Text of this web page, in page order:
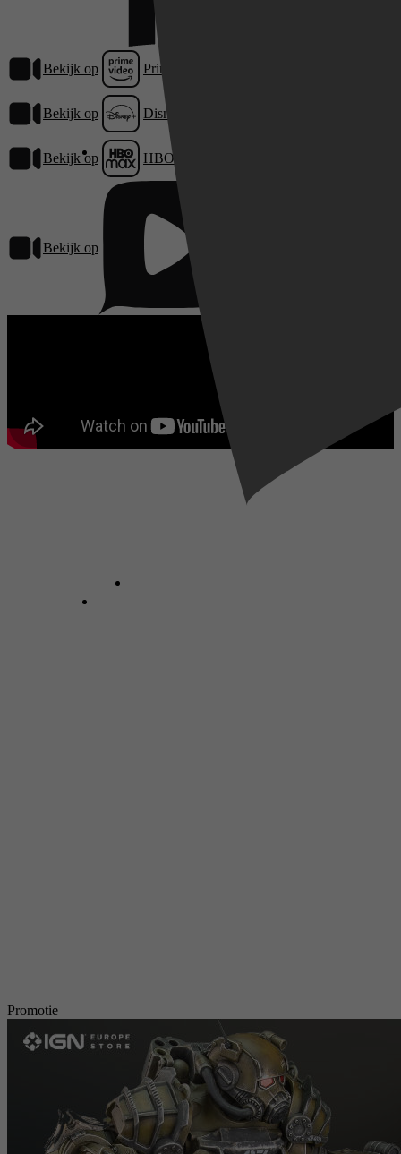
Bekijk op Prime Video
Bekijk op Disney+
Bekijk op HBO Max
Bekijk op
Promotie